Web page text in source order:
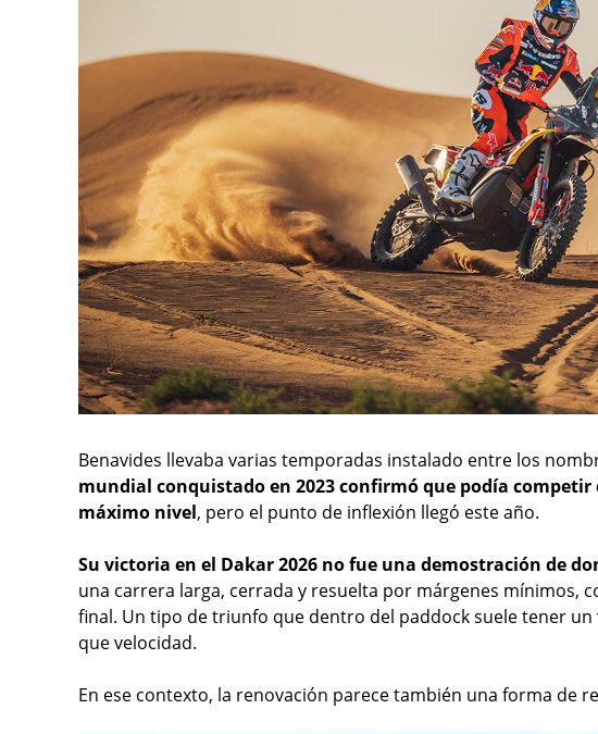
Benavides llevaba varias temporadas instalado entre los
mundial conquistado en 2023 confirmó que podía
máximo nivel, pero el punto de inflexión llegó este año.
Su victoria en el Dakar 2026 no fue una demostración de
una carrera larga, cerrada y resuelta por márgenes mínimos,
final. Un tipo de triunfo que dentro del paddock suele tener
que velocidad.
En ese contexto, la renovación parece también una forma de